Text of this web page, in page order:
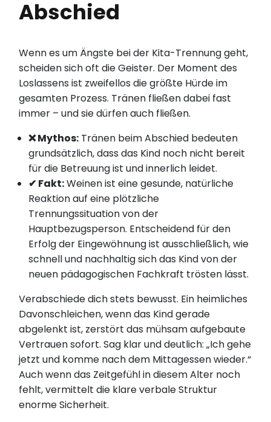
Abschied
Wenn es um Ängste bei der Kita-Trennung geht,
scheiden sich oft die Geister. Der Moment des
Loslassens ist zweifellos die größte Hürde im
gesamten Prozess. Tränen fließen dabei fast
immer – und sie dürfen auch fließen.
❌ Mythos: Tränen beim Abschied bedeuten
grundsätzlich, dass das Kind noch nicht bereit
für die Betreuung ist und innerlich leidet.
✔ Fakt:Weinen ist eine gesunde, natürliche
Reaktion auf eine plötzliche
Trennungssituation von der
Hauptbezugsperson. Entscheidend für den
Erfolg der Eingewöhnung ist ausschließlich, wie
schnell und nachhaltig sich das Kind von der
neuen pädagogischen Fachkraft trösten lässt.
Verabschiede dich stets bewusst. Ein heimliches
Davonschleichen, wenn das Kind gerade
abgelenkt ist, zerstört das mühsam aufgebaute
Vertrauen sofort. Sag klar und deutlich: „Ich gehe
jetzt und komme nach dem Mittagessen wieder.“
Auch wenn das Zeitgefühl in diesem Alter noch
fehlt, vermittelt die klare verbale Struktur
enorme Sicherheit.